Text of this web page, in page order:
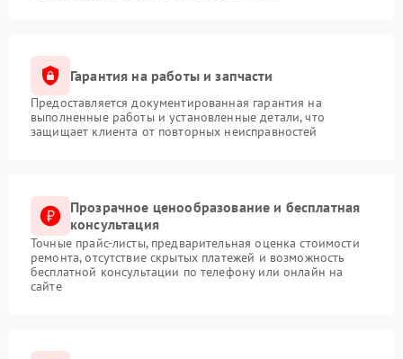
Гарантия на работы и запчасти
Предоставляется документированная гарантия на
выполненные работы и установленные детали, что
защищает клиента от повторных неисправностей
Прозрачное ценообразование и бесплатная
консультация
Точные прайс-листы, предварительная оценка стоимости
ремонта, отсутствие скрытых платежей и возможность
бесплатной консультации по телефону или онлайн на
сайте